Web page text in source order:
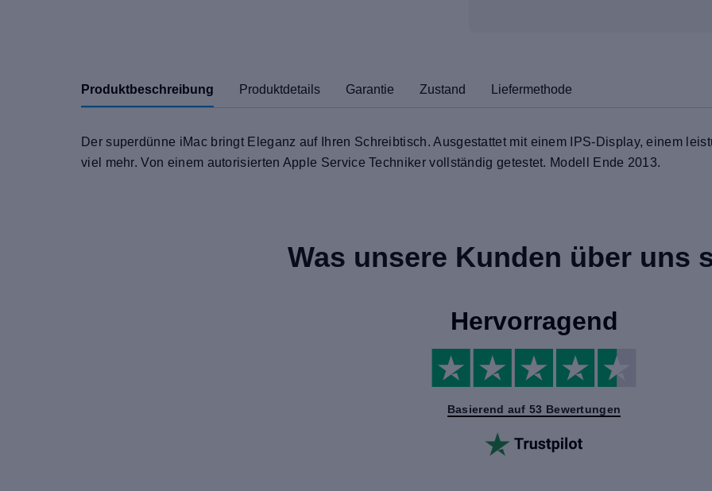
Produktbeschreibung Produktdetails Garantie Zustand Liefermethode
Der superdünne iMac bringt Eleganz auf Ihren Schreibtisch. Ausgestattet mit einem IPS-Display, einem
viel mehr. Von einem autorisierten Apple Service Techniker vollständig getestet. Modell Ende 2013.
Was unsere Kunden über uns
Hervorragend
Basierend auf 53 Bewertungen